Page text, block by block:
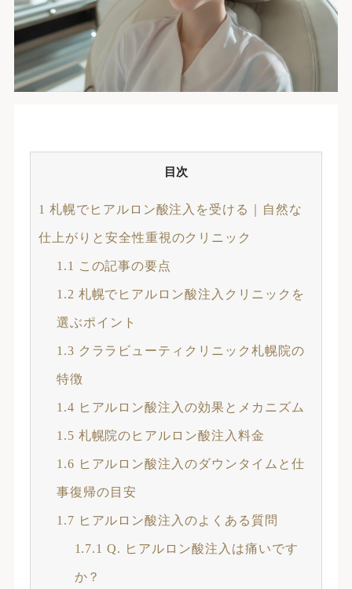
目次
1 札幌でヒアルロン酸注入を受ける｜自然な
仕上がりと安全性重視のクリニック
1.1 この記事の要点
1.2 札幌でヒアルロン酸注入クリニックを
選ぶポイント
1.3 クララビューティクリニック札幌院の
特徴
1.4 ヒアルロン酸注入の効果とメカニズム
1.5 札幌院のヒアルロン酸注入料金
1.6 ヒアルロン酸注入のダウンタイムと仕
事復帰の目安
1.7 ヒアルロン酸注入のよくある質問
1.7.1 Q. ヒアルロン酸注入は痛いです
か？